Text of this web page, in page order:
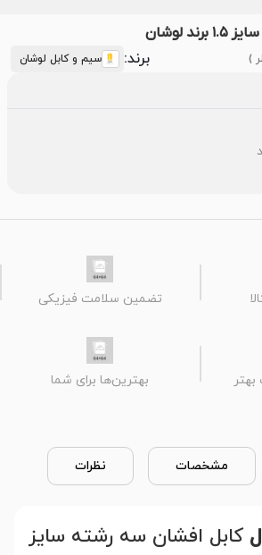
لوشان
برند: سیم و کابل لوشان
تضمین سلامت فیزیکی
بهترین‌ها برای شما
مشخصات نظرات
کابل افشان سه رشته سایز